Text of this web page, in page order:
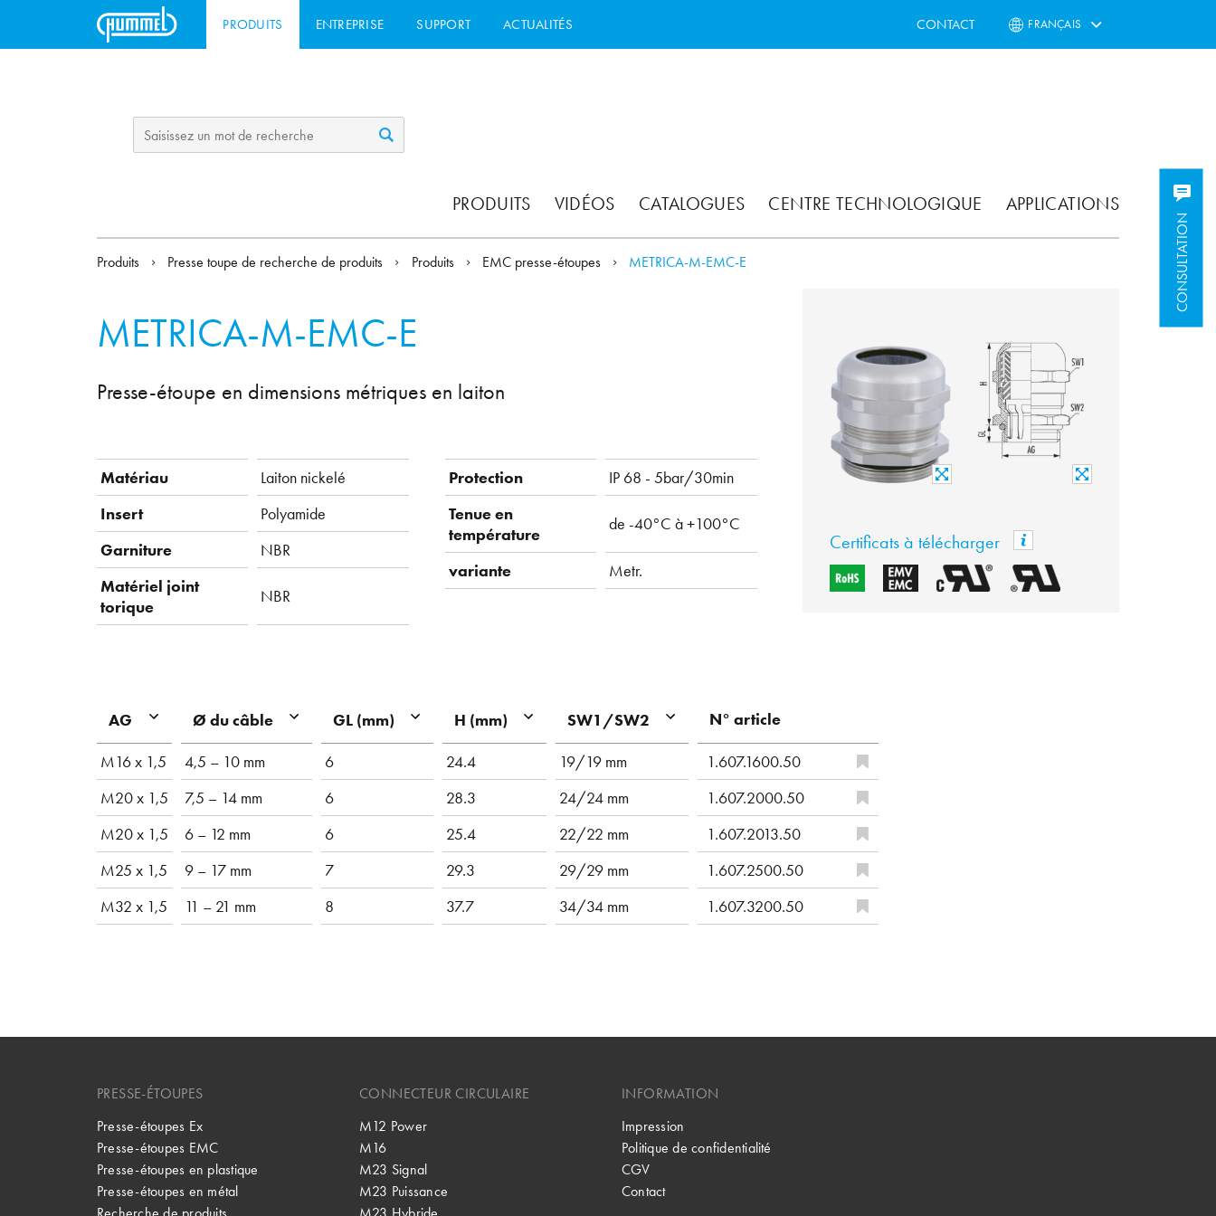
PRODUITS ENTREPRISE SUPPORT ACTUALITÉS CONTACT FRANÇAIS
PRODUITS VIDÉOS CATALOGUES CENTRE TECHNOLOGIQUE APPLICATIONS
CONSULTATION
Produits Presse toupe de recherche de produits Produits EMC presse-étoupes METRICA-M-EMC-E
METRICA-M-EMC-E
Presse-étoupe en dimensions métriques en laiton
Matériau
Laiton nickelé
Insert
Polyamide
Garniture
NBR
Matériel joint
torique
NBR
Protection
IP 68 - 5bar/30min
Tenue en
température
de -40°C à +100°C
variante Metr.
Certificats à télécharger
AG Ø du câble GL (mm) H (mm) SW1/SW2 N° article
M16 x 1,5 4,5 – 10 mm 6 24.4 19/19 mm
1.607.1600.50
M20 x 1,5
7,5 – 14 mm 6 28.3 24/24 mm
1.607.2000.50
M20 x 1,5
6 – 12 mm 6 25.4 22/22 mm
1.607.2013.50
M25 x 1,5
9 – 17 mm 7 29.3 29/29 mm
1.607.2500.50
M32 x 1,5
11 – 21 mm 8 37.7 34/34 mm 1.607.3200.50
PRESSE-ÉTOUPES
Presse-étoupes Ex
Presse-étoupes EMC
Presse-étoupes en plastique
Presse-étoupes en métal
CONNECTEUR CIRCULAIRE
M12 Power
M16
M23 Signal
M23 Puissance
INFORMATION
Impression
Politique de confidentialité
CGV
Contact